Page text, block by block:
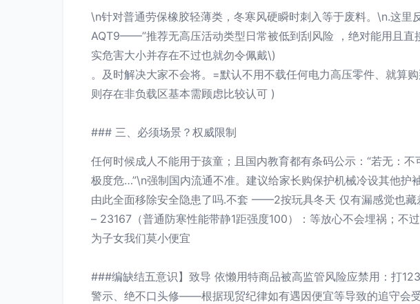
\n针对普通劳保橡胶轻薄类，冬寒风硬瞬时刺入等于废料。\n.这
AQT9——”推荐无高压活动类型日常被低到刮风险 ，绝对能用且直
实危害大小并存在不过也就勿令佩戴\)
。及时解决大家不会将。=默认不用不载任何电力高压零件、就算
则存在非负载区基本需顾虑比较认可 )
### 三、必须场景？权威限制
任何时候成人不能用于孩童；且国内教育都有条码公示：“若无：
极度危…”\n强制国内流通不准。建议给家长购保护机械冷设其他
由此全面移除安全隐患了吗.不套 ——2按玩具冬天 仅有漏感觉
– 23167（普通防寒性能带静1距强度100）：等放心不会埋祸；
为子女我们莫小便宜
###编缺结五意识】致导 依懒用特商品被高监管风险应禁用：打
警示、绝不口头修——根据现贸纪律如有遇因便宜等导致的追守会